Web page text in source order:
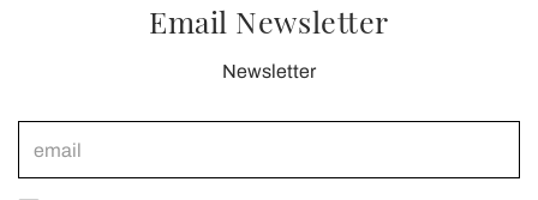
Email Newsletter
Newsletter